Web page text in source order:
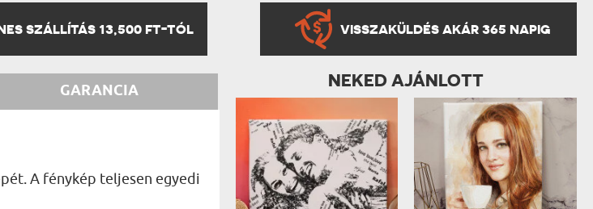
SZÁLLÍTÁS 13,500 FT-TÓL VISSZAKÜLDÉS AKÁR 365 NAPIG
GARANCIA
A fénykép teljesen egyedi
NEKED AJÁNLOTT